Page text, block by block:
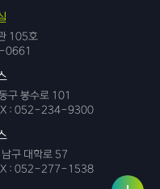
사용자
서비스
링크서
비스
105호
구 봉수로 101
: 052-234-9300
구 대학로 57
: 052-277-1538